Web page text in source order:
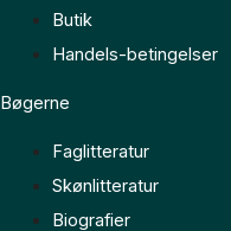
Butik
Handels-betingelser
Bøgerne
Faglitteratur
Skønlitteratur
Biografier